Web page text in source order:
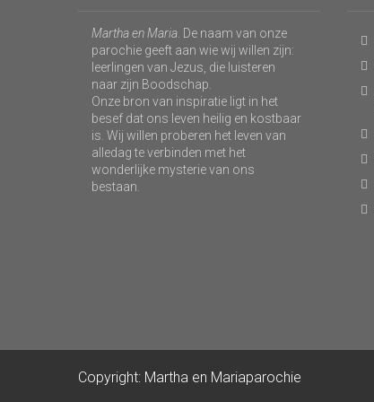
Martha en Maria . De naam van onze
parochie geeft aan wie wij willen zijn:
leerlingen van Jezus, die luisteren
naar zijn Boodschap.
Onze bron van inspiratie ligt in het
besef dat ons leven heilig en kostbaar
is. Wij willen proberen het leven van
alledag te verbinden met het
wonderlijke mysterie van ons
bestaan.
Copyright: Martha en Mariaparochie